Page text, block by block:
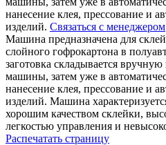
нанесение клея, прессование и
изделий. Связаться с менеджером
Машина предназначена для
слойного гофрокартона в
заготовка складывается
машины, затем уже в
нанесение клея, прессование и
изделий. Машина
хорошим качеством склейки,
легкостью управления и
Распечатать страницу